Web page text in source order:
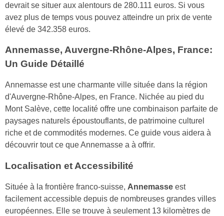
devrait se situer aux alentours de 280.111 euros. Si vous
avez plus de temps vous pouvez atteindre un prix de vente
élevé de 342.358 euros.
Annemasse, Auvergne-Rhône-Alpes, France:
Un Guide Détaillé
Annemasse est une charmante ville située dans la région
d'Auvergne-Rhône-Alpes, en France. Nichée au pied du
Mont Salève, cette localité offre une combinaison parfaite de
paysages naturels époustouflants, de patrimoine culturel
riche et de commodités modernes. Ce guide vous aidera à
découvrir tout ce que Annemasse a à offrir.
Localisation et Accessibilité
Située à la frontière franco-suisse, Annemasse est
facilement accessible depuis de nombreuses grandes villes
européennes. Elle se trouve à seulement 13 kilomètres de